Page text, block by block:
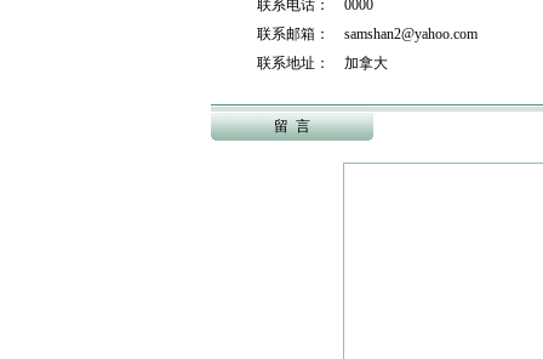
联系电话： 0000
联系邮箱： samshan2@yahoo.com
联系地址： 加拿大
留 言